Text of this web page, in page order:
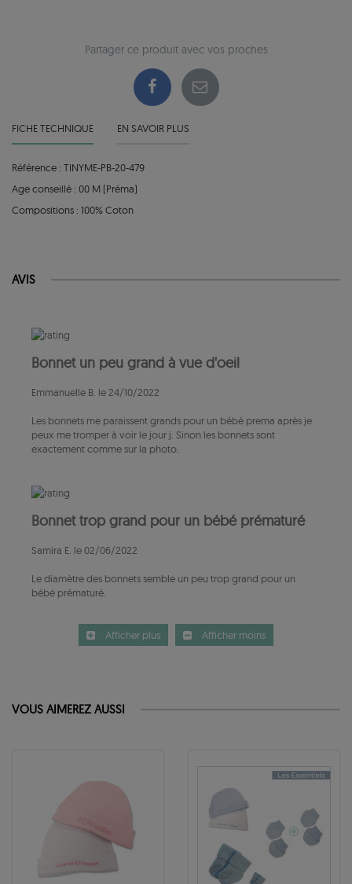
Partager ce produit avec vos proches
FICHE TECHNIQUE EN SAVOIR PLUS
Référence : TINYME-PB-20-479
Age conseillé : 00 M (Préma)
Compositions : 100% Coton
AVIS
Bonnet un peu grand à vue d'oeil
Emmanuelle B. le 24/10/2022
Les bonnets me paraissent grands pour un bébé prema après je
peux me tromper à voir le jour j. Sinon les bonnets sont
exactement comme sur la photo.
Bonnet trop grand pour un bébé prématuré
Samira E. le 02/06/2022
Le diamètre des bonnets semble un peu trop grand pour un
bébé prématuré.
Afficher plus Afficher moins
VOUS AIMEREZ AUSSI